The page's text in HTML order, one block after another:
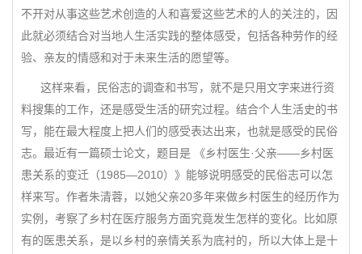
不开对从事这些艺术创造的人和喜爱这些艺术的人的关注的，因
此就必须结合对当地人生活实践的整体感受，包括各种劳作的经
验、亲友的情感和对于未来生活的愿望等。
这样来看，民俗志的调查和书写，就不是只用文字来进行资
料搜集的工作，还是感受生活的研究过程。结合个人生活史的书
写，能在最大程度上把人们的感受表达出来，也就是感受的民俗
志。最近有一篇硕士论文，题目是 《乡村医生·父亲——乡村医
患关系的变迁（1985—2010）》能够说明感受的民俗志可以怎
样来写。作者朱清蓉，以她父亲20多年来做乡村医生的经历作为
实例，考察了乡村在医疗服务方面究竟发生怎样的变化。比如原
有的医患关系，是以乡村的亲情关系为底衬的，所以大体上是十